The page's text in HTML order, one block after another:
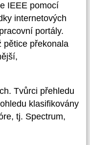
IEEE pomocí
internetových
portály.
pětice překonala
Tvůrci přehledu
klasifikovány
tj. Spectrum,